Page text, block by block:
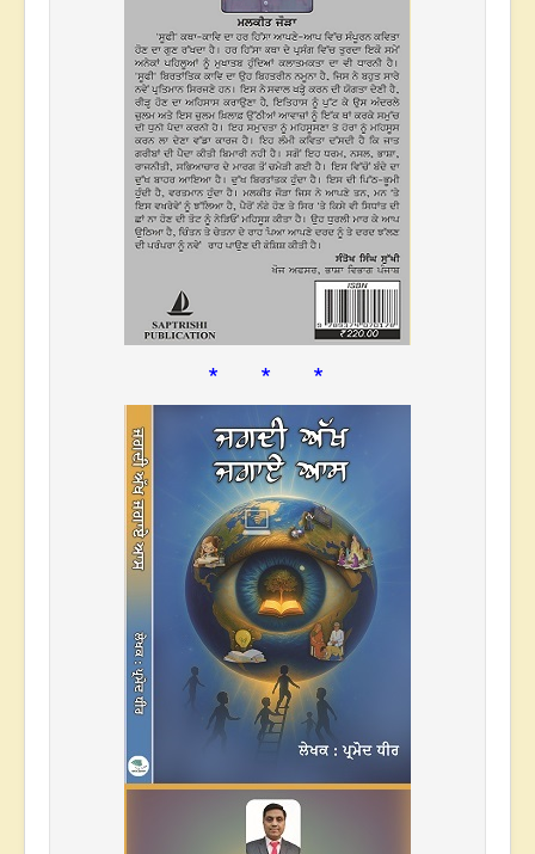
* * *